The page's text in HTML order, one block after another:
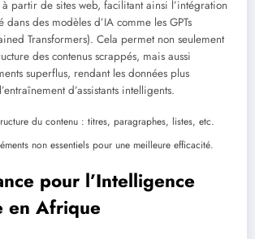
à partir de sites web, facilitant ainsi l’intégration
dans des modèles d’IA comme les GPTs
Transformers). Cela permet non seulement
des contenus scrappés, mais aussi
superflus, rendant les données plus
d’assistants intelligents.
du contenu : titres, paragraphes, listes, etc.
non essentiels pour une meilleure efficacité.
pour l’Intelligence
en Afrique